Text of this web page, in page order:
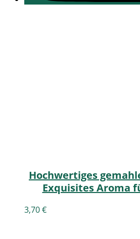
Hochwertiges
Exquisites Aroma
3,70€